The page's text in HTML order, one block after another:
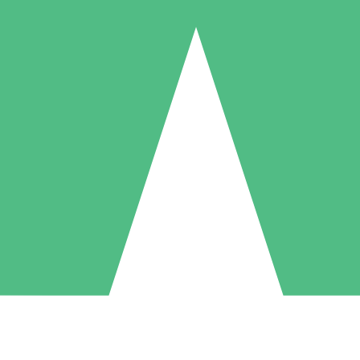
Individuele Creditpakketten
per gebruik met downloadtegoeden. Geen maandelijkse verplichting
5 Downloaden
US$